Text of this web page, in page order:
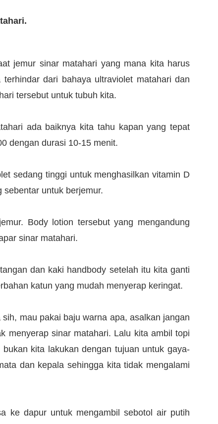
jemur sinar matahari yang mana kita harus
dari bahaya ultraviolet matahari dan
tersebut untuk tubuh kita.
ada baiknya kita tahu kapan yang tepat
dengan durasi 10-15 menit.
sedang tinggi untuk menghasilkan vitamin D
untuk berjemur.
Body lotion tersebut yang mengandung
sinar matahari.
dan kaki handbody setelah itu kita ganti
katun yang mudah menyerap keringat.
mau pakai baju warna apa, asalkan jangan
menyerap sinar matahari. Lalu kita ambil topi
kita lakukan dengan tujuan untuk gaya-
dan kepala sehingga kita tidak mengalami
ke dapur untuk mengambil sebotol air putih